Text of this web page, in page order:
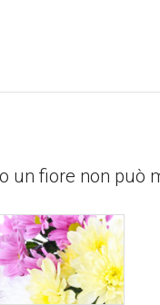
un fiore non può